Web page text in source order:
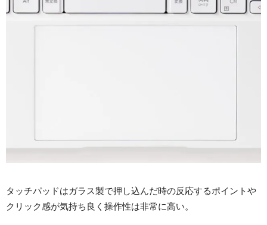
タッチパッドはガラス製で押し込んだ時の反応するポイントや
クリック感が気持ち良く操作性は非常に高い。